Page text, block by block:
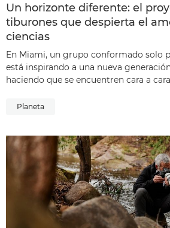
Un horizonte diferente: el
tiburones que despierta el
ciencias
En Miami, un grupo conformado solo
está inspirando a una nueva
haciendo que se encuentren cara a
Planeta